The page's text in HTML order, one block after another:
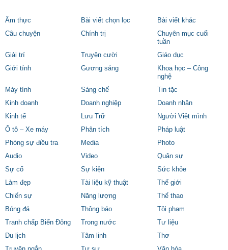
Ẩm thực Bài viết chọn lọc
Bài viết khác
Câu chuyện
Chính trị
Chuyên mục cuối
tuần
Giải trí
Truyện cười
Giáo dục
Giới tính
Gương sáng
Khoa học – Công
nghệ
Máy tính
Sáng chế
Tin tặc
Kinh doanh
Doanh nghiệp
Doanh nhân
Kinh tế
Lưu Trữ
Người Việt mình
Ô tô – Xe máy
Phân tích
Pháp luật
Phóng sự điều tra
Media
Photo
Audio
Video
Quân sự
Sự cố
Sự kiện
Sức khỏe
Làm đẹp
Tài liệu kỹ thuật
Thế giới
Chiến sự
Năng lượng
Thể thao
Bóng đá
Thông báo
Tội phạm
Tranh chấp Biển Đông
Trong nước
Tư liệu
Du lịch
Tâm linh
Thơ